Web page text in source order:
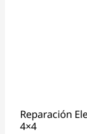
Reparación
4×4